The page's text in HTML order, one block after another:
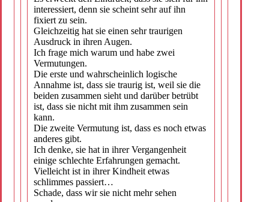
interessiert, denn sie scheint sehr auf ihn
fixiert zu sein.
Gleichzeitig hat sie einen sehr traurigen
Ausdruck in ihren Augen.
Ich frage mich warum und habe zwei
Vermutungen.
Die erste und wahrscheinlich logische
Annahme ist, dass sie traurig ist, weil sie die
beiden zusammen sieht und darüber betrübt
ist, dass sie nicht mit ihm zusammen sein
kann.
Die zweite Vermutung ist, dass es noch etwas
anderes gibt.
Ich denke, sie hat in ihrer Vergangenheit
einige schlechte Erfahrungen gemacht.
Vielleicht ist in ihrer Kindheit etwas
schlimmes passiert…
Schade, dass wir sie nicht mehr sehen